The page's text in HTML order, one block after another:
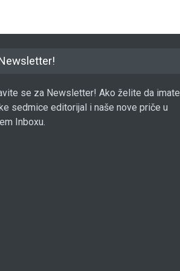
se za Newsletter! Ako želite da imate
sedmice editorijal i naše nove priče u
Inboxu.